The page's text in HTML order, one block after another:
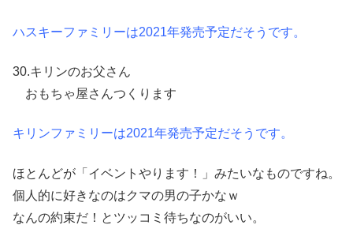
ハスキーファミリーは2021年発売予定だそうです。
30.キリンのお父さん
おもちゃ屋さんつくります
キリンファミリーは2021年発売予定だそうです。
ほとんどが「イベントやります！」みたいなものですね。
個人的に好きなのはクマの男の子かなｗ
なんの約束だ！とツッコミ待ちなのがいい。